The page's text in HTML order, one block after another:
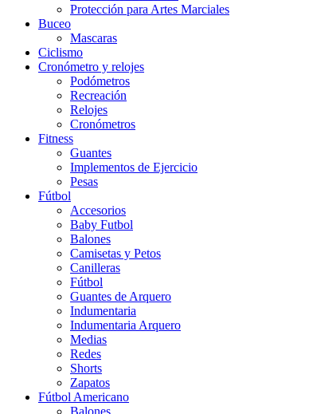
Protección para Artes Marciales
Buceo
Mascaras
Ciclismo
Cronómetro y relojes
Podómetros
Recreación
Relojes
Cronómetros
Fitness
Guantes
Implementos de Ejercicio
Pesas
Fútbol
Accesorios
Baby Futbol
Balones
Camisetas y Petos
Canilleras
Fútbol
Guantes de Arquero
Indumentaria
Indumentaria Arquero
Medias
Redes
Shorts
Zapatos
Fútbol Americano
Balones